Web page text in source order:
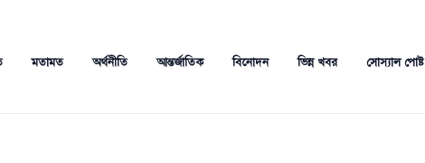
মতামত অর্থনীতি আন্তর্জাতিক বিনোদন ভিন্ন খবর সোস্যাল পোষ্ট